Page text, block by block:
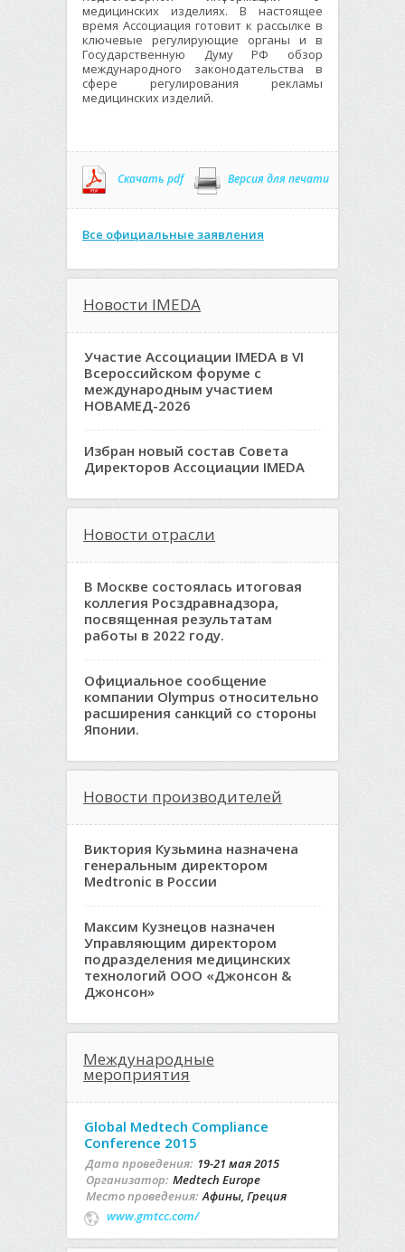
медицинских изделиях. В настоящее
время Ассоциация готовит к рассылке в
ключевые регулирующие органы и в
Государственную Думу РФ обзор
международного законодательства в
сфере регулирования рекламы
медицинских изделий.
Скачать pdf Версия для печати
Все официальные заявления
Новости IMEDA
Участие Ассоциации IMEDA в VI
Всероссийском форуме с
международным участием
НОВАМЕД-2026
Избран новый состав Совета
Директоров Ассоциации IMEDA
Новости отрасли
В Москве состоялась итоговая
коллегия Росздравнадзора,
посвященная результатам
работы в 2022 году.
Официальное сообщение
компании Olympus относительно
расширения санкций со стороны
Японии.
Новости производителей
Виктория Кузьмина назначена
генеральным директором
Medtronic в России
Максим Кузнецов назначен
Управляющим директором
подразделения медицинских
технологий ООО «Джонсон &
Джонсон»
Международные
мероприятия
Global Medtech Compliance
Conference 2015
Дата проведения: 19-21 мая 2015
Организатор: Medtech Europe
Место проведения: Афины, Греция
www.gmtcc.com/